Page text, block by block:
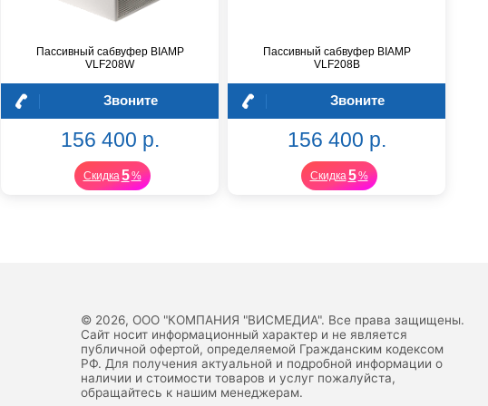
Пассивный сабвуфер BIAMP
VLF208W
Звоните
156 400 р.
Скидка 5%
Пассивный сабвуфер BIAMP
VLF208B
Звоните
156 400 р.
Скидка 5%
© 2026, ООО "КОМПАНИЯ "ВИСМЕДИА". Все права защищены.
Сайт носит информационный характер и не является
публичной офертой, определяемой Гражданским кодексом
РФ. Для получения актуальной и подробной информации о
наличии и стоимости товаров и услуг пожалуйста,
обращайтесь к нашим менеджерам.